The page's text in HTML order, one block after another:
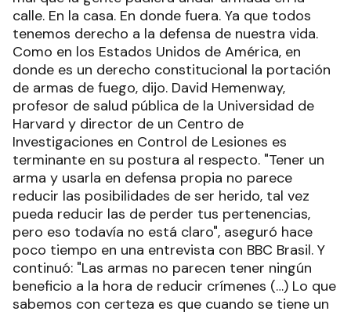
calle. En la casa. En donde fuera. Ya que todos
tenemos derecho a la defensa de nuestra vida.
Como en los Estados Unidos de América, en
donde es un derecho constitucional la portación
de armas de fuego, dijo. David Hemenway,
profesor de salud pública de la Universidad de
Harvard y director de un Centro de
Investigaciones en Control de Lesiones es
terminante en su postura al respecto. "Tener un
arma y usarla en defensa propia no parece
reducir las posibilidades de ser herido, tal vez
pueda reducir las de perder tus pertenencias,
pero eso todavía no está claro", aseguró hace
poco tiempo en una entrevista con BBC Brasil. Y
continuó: "Las armas no parecen tener ningún
beneficio a la hora de reducir crímenes (…) Lo que
sabemos con certeza es que cuando se tiene un